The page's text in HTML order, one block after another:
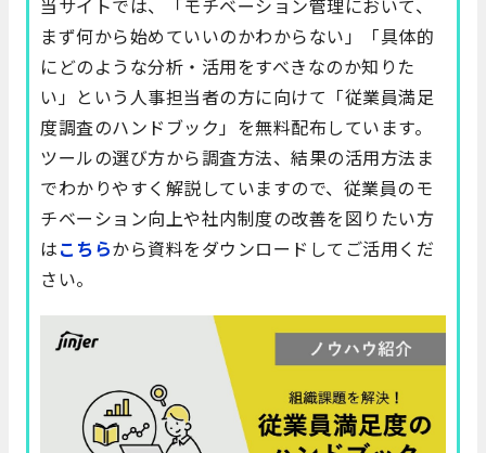
当サイトでは、「モチベーション管理において、
まず何から始めていいのかわからない」「具体的
にどのような分析・活用をすべきなのか知りた
い」という人事担当者の方に向けて「従業員満足
度調査のハンドブック」を無料配布しています。
ツールの選び方から調査方法、結果の活用方法ま
でわかりやすく解説していますので、従業員のモ
チベーション向上や社内制度の改善を図りたい方
はこちらから資料をダウンロードしてご活用くだ
さい。